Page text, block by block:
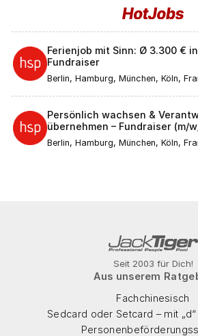
Ferienjob mit Sinn: Ø 3.300 €
Fundraiser
Berlin, Hamburg, München, Köln,
Dresden, Hannover, Nürnberg,
Wuppertal, Bielefeld, Bonn,
Augsburg, Aachen, Wiesbaden,
Mönchengladbach, Braunschweig,
(Saale), Magdeburg, Freiburg im
Lübeck, Erfurt, Rostock, Kassel,
Persönlich wachsen &
übernehmen – Fundraiser (m/
Berlin, Hamburg, München, Köln,
Ulm, Ingolstadt, Bamberg, Passau
Seit 2003 für Dich!
Aus unserem
Fachchinesisch
Sedcard oder Setcard – mit „d“